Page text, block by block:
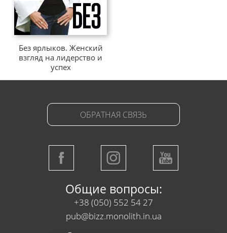
Без ярлыков. Женский
взгляд на лидерство и
успех
ОБРАТНАЯ СВЯЗЬ
Общие вопросы:
+38 (050) 552 54 27
pub@bizz.monolith.in.ua